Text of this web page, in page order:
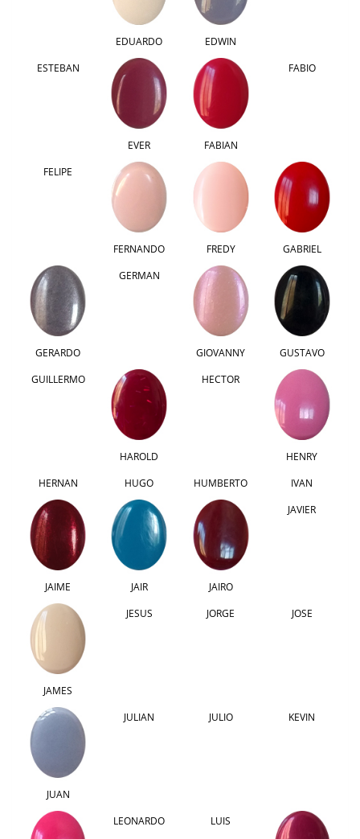
EDUARDO EDWIN
ESTEBAN
EVER FABIAN
FABIO
FELIPE
FERNANDO FREDY GABRIEL
GERARDO
GERMAN
GIOVANNY
GUSTAVO
GUILLERMO
HAROLD
HECTOR
HENRY
HERNAN
HUGO HUMBERTO IVAN
JAIME JAIR JAIRO
JAVIER
JAMES
JESUS JORGE JOSE
JUAN
JULIAN JULIO KEVIN
LEONARDO LUIS